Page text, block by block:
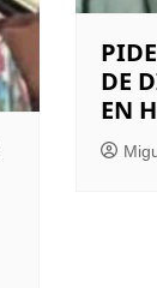
DE
EN